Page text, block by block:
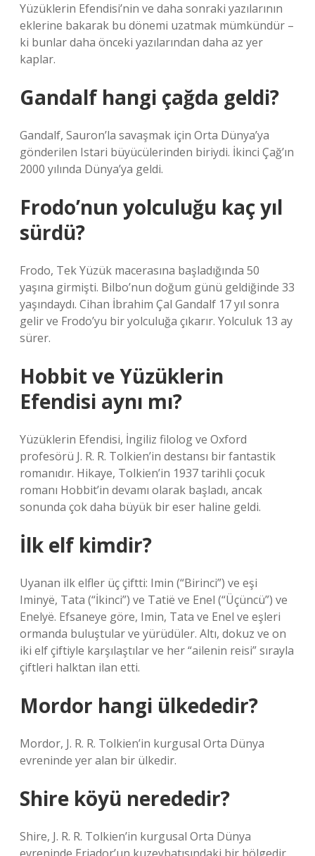
Yüzüklerin Efendisi’nin ve daha sonraki yazılarının
eklerine bakarak bu dönemi uzatmak mümkündür –
ki bunlar daha önceki yazılarından daha az yer
kaplar.
Gandalf hangi çağda geldi?
Gandalf, Sauron’la savaşmak için Orta Dünya’ya
gönderilen Istari büyücülerinden biriydi. İkinci Çağ’ın
2000 yılında Dünya’ya geldi.
Frodo’nun yolculuğu kaç yıl
sürdü?
Frodo, Tek Yüzük macerasına başladığında 50
yaşına girmişti. Bilbo’nun doğum günü geldiğinde 33
yaşındaydı. Cihan İbrahim Çal Gandalf 17 yıl sonra
gelir ve Frodo’yu bir yolculuğa çıkarır. Yolculuk 13 ay
sürer.
Hobbit ve Yüzüklerin
Efendisi aynı mı?
Yüzüklerin Efendisi, İngiliz filolog ve Oxford
profesörü J. R. R. Tolkien’in destansı bir fantastik
romanıdır. Hikaye, Tolkien’in 1937 tarihli çocuk
romanı Hobbit’in devamı olarak başladı, ancak
sonunda çok daha büyük bir eser haline geldi.
İlk elf kimdir?
Uyanan ilk elfler üç çiftti: Imin (“Birinci”) ve eşi
Iminyë, Tata (“İkinci”) ve Tatië ve Enel (“Üçüncü”) ve
Enelyë. Efsaneye göre, Imin, Tata ve Enel ve eşleri
ormanda buluştular ve yürüdüler. Altı, dokuz ve on
iki elf çiftiyle karşılaştılar ve her “ailenin reisi” sırayla
çiftleri halktan ilan etti.
Mordor hangi ülkededir?
Mordor, J. R. R. Tolkien’in kurgusal Orta Dünya
evreninde yer alan bir ülkedir.
Shire köyü nerededir?
Shire, J. R. R. Tolkien’in kurgusal Orta Dünya